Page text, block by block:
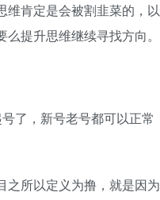
维肯定是会被割韭菜的，以
提升思维继续寻找方向。
了，新号老号都可以正常
之所以定义为撸，就是因为